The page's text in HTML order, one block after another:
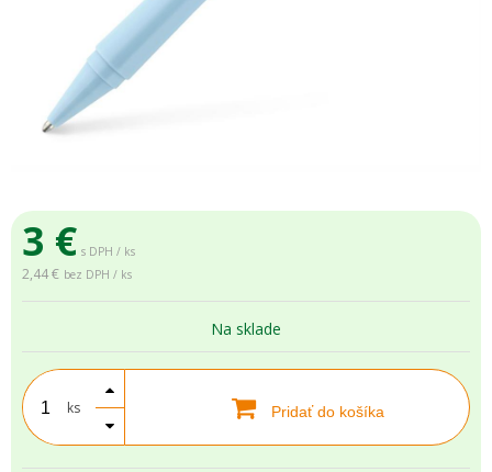
3 € s DPH / ks
2,44 € bez DPH / ks
Na sklade
ks Pridať do košíka